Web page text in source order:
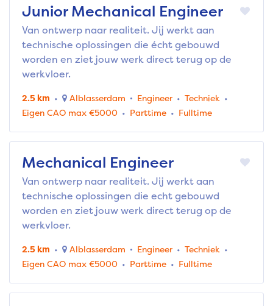
Junior Mechanical Engineer
Van ontwerp naar realiteit. Jij werkt aan
technische oplossingen die écht gebouwd
worden en ziet jouw werk direct terug op de
werkvloer.
2.5 km Alblasserdam Engineer
Techniek
Eigen CAO max €5000
Parttime Fulltime
Mechanical Engineer
Van ontwerp naar realiteit. Jij werkt aan
technische oplossingen die echt gebouwd
worden en ziet jouw werk direct terug op de
werkvloer.
2.5 km Alblasserdam Engineer
Techniek
Eigen CAO max €5000
Parttime Fulltime